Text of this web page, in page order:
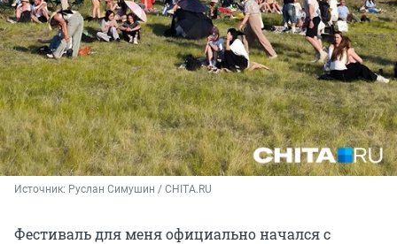
Источник: Руслан Симушин / CHITA.RU
Фестиваль для меня официально начался с